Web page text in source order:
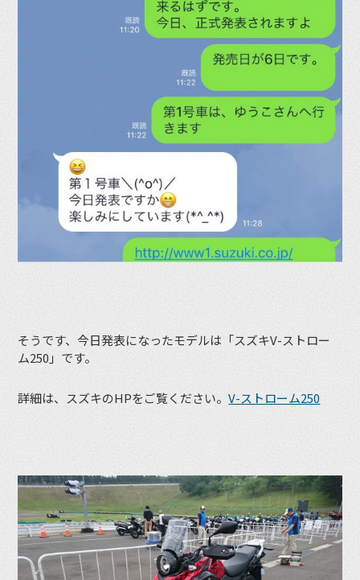
そうです、今日発表になったモデルは「スズキV-ストロー
ム250」です。
詳細は、スズキのHPをご覧ください。V-ストローム250